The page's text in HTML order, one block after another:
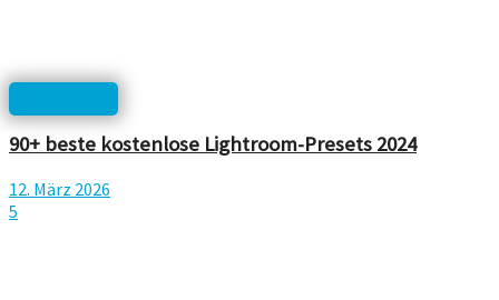
90+ beste kostenlose Lightroom-Presets 2024
12. März 2026
5